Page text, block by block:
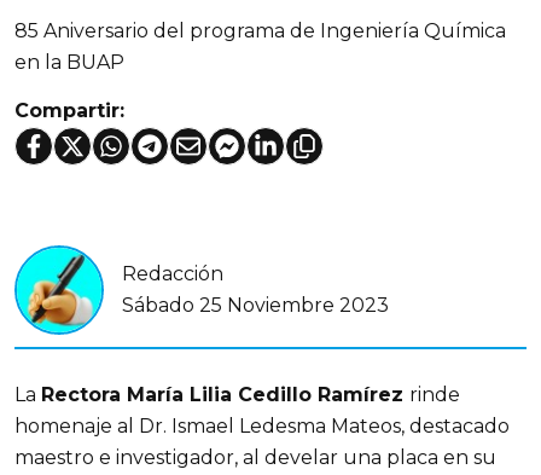
85 Aniversario del programa de Ingeniería Química
en la BUAP
Compartir:
Redacción
Sábado 25 Noviembre 2023
La Rectora María Lilia Cedillo Ramírez rinde
homenaje al Dr. Ismael Ledesma Mateos, destacado
maestro e investigador, al develar una placa en su